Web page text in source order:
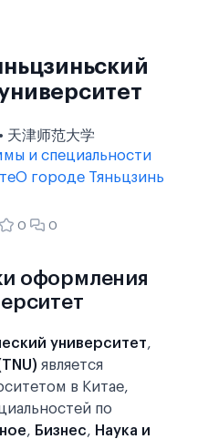
津师范大学
и специальности
О городе Тяньцзинь
0 0
оформления
университет,
является
в Китае,
по
, Бизнес, Наука и